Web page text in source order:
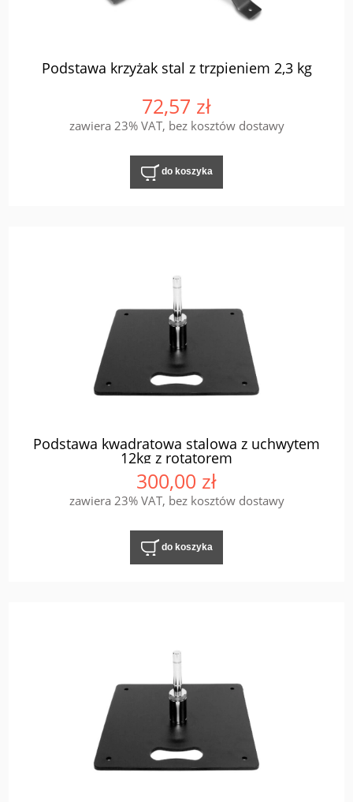
Podstawa krzyżak stal z trzpieniem 2,3 kg
72,57 zł
zawiera 23% VAT, bez kosztów dostawy
do koszyka
Podstawa kwadratowa stalowa z uchwytem
12kg z rotatorem
300,00 zł
zawiera 23% VAT, bez kosztów dostawy
do koszyka